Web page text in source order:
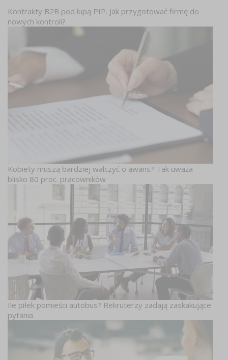
Kontrakty B2B pod lupą PIP. Jak przygotować firmę do
nowych kontroli?
Kobiety muszą bardziej walczyć o awans? Tak uważa
blisko 80 proc. pracowników
Ile piłek pomieści autobus? Rekruterzy zadają zaskakujące
pytania